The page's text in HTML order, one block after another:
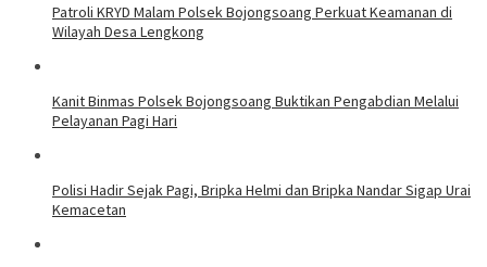
Patroli KRYD Malam Polsek Bojongsoang Perkuat Keamanan di
Wilayah Desa Lengkong
Kanit Binmas Polsek Bojongsoang Buktikan Pengabdian Melalui
Pelayanan Pagi Hari
Polisi Hadir Sejak Pagi, Bripka Helmi dan Bripka Nandar Sigap Urai
Kemacetan